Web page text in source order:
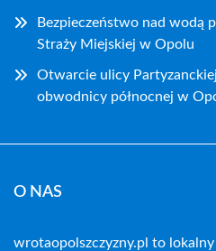
Bezpieczeństwo nad wodą
Straży Miejskiej w Opolu
Otwarcie ulicy
obwodnicy północnej w
O NAS
wrotaopolszczyzny.pl to